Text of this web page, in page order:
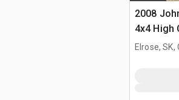
2008
4x4 High
Elrose, SK,